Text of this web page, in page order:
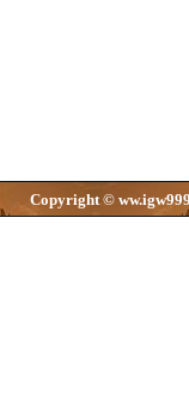
Copyright ©